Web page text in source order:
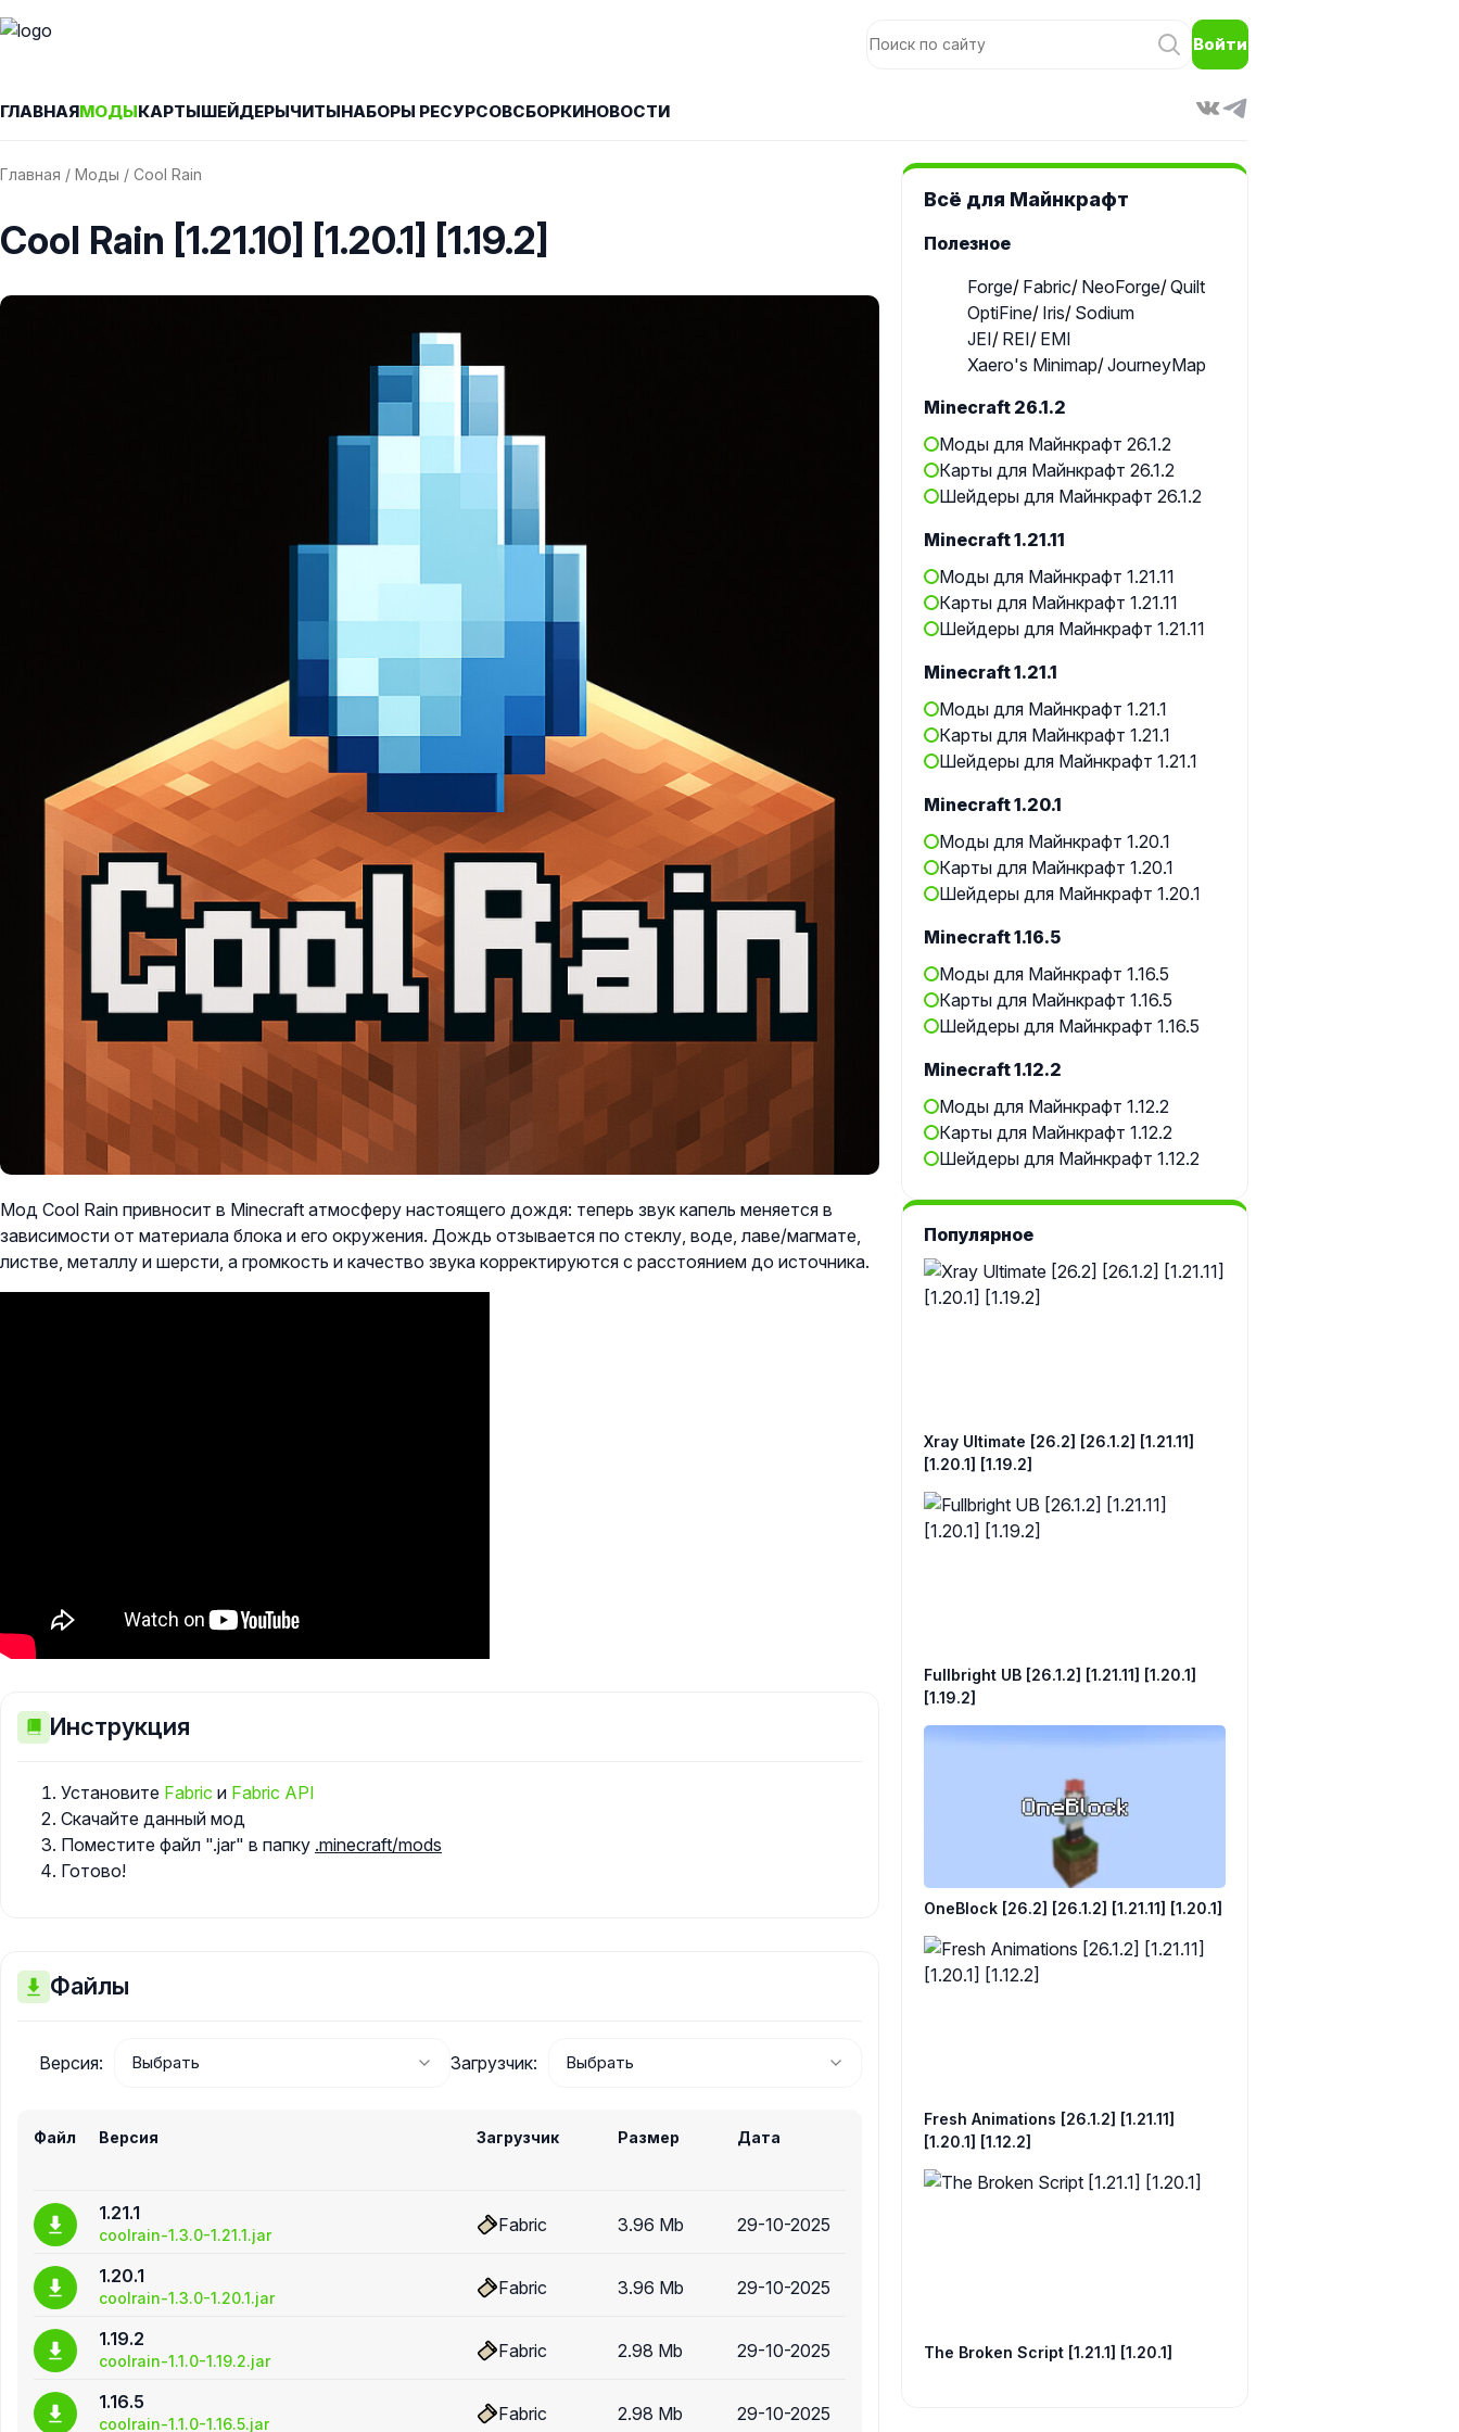
Войти
ГЛАВНАЯМОДЫКАРТЫШЕЙДЕРЫЧИТЫНАБОРЫ РЕСУРСОВСБОРКИНОВОСТИ
Главная / Моды / Cool Rain
Cool Rain [1.21.10] [1.20.1] [1.19.2]
Мод Cool Rain привносит в Minecraft атмосферу настоящего дождя: теперь звук капель меняется в
зависимости от материала блока и его окружения. Дождь отзывается по стеклу, воде, лаве/магмате,
листве, металлу и шерсти, а громкость и качество звука корректируются с расстоянием до источника.
Инструкция
Установите Fabric и Fabric API
Скачайте данный мод
Поместите файл ".jar" в папку .minecraft/mods
Готово!
Файлы
Версия: Загрузчик:
Файл Версия Загрузчик Размер Дата
1.21.1
coolrain-1.3.0-1.21.1.jar Fabric 3.96 Mb 29-10-2025
1.20.1
coolrain-1.3.0-1.20.1.jar Fabric 3.96 Mb 29-10-2025
1.19.2
coolrain-1.1.0-1.19.2.jar Fabric 2.98 Mb 29-10-2025
1.16.5
coolrain-1.1.0-1.16.5.jar Fabric 2.98 Mb 29-10-2025
Всё для Майнкрафт
Полезное
Forge Fabric NeoForge Quilt
OptiFine Iris Sodium
JEI REI EMI
Xaero's Minimap JourneyMap
Minecraft 26.1.2
Моды для Майнкрафт 26.1.2
Карты для Майнкрафт 26.1.2
Шейдеры для Майнкрафт 26.1.2
Minecraft 1.21.11
Моды для Майнкрафт 1.21.11
Карты для Майнкрафт 1.21.11
Шейдеры для Майнкрафт 1.21.11
Minecraft 1.21.1
Моды для Майнкрафт 1.21.1
Карты для Майнкрафт 1.21.1
Шейдеры для Майнкрафт 1.21.1
Minecraft 1.20.1
Моды для Майнкрафт 1.20.1
Карты для Майнкрафт 1.20.1
Шейдеры для Майнкрафт 1.20.1
Minecraft 1.16.5
Моды для Майнкрафт 1.16.5
Карты для Майнкрафт 1.16.5
Шейдеры для Майнкрафт 1.16.5
Minecraft 1.12.2
Моды для Майнкрафт 1.12.2
Карты для Майнкрафт 1.12.2
Шейдеры для Майнкрафт 1.12.2
Популярное
Xray Ultimate [26.2] [26.1.2] [1.21.11]
[1.20.1] [1.19.2]
Fullbright UB [26.1.2] [1.21.11] [1.20.1]
[1.19.2]
OneBlock [26.2] [26.1.2] [1.21.11] [1.20.1]
Fresh Animations [26.1.2] [1.21.11]
[1.20.1] [1.12.2]
The Broken Script [1.21.1] [1.20.1]